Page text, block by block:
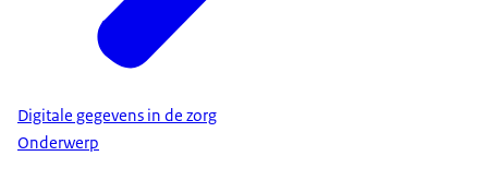
Digitale gegevens in de zorg
Onderwerp